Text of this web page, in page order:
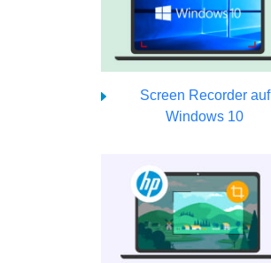
Screen Recorder auf
Windows 10